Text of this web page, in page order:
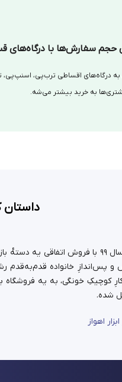
حجم سفارش‌ها با درگاه‌های
به درگاه‌های اقساطی ترب‌پی، اسنپ‌پی،
به خرید بیشتر می‌شه.
داستان ما سال ۹۹ با فروش اتفاقی یه
و پس‌اندازِ خانواده قدم‌به‌قدم
شده.
اهواز